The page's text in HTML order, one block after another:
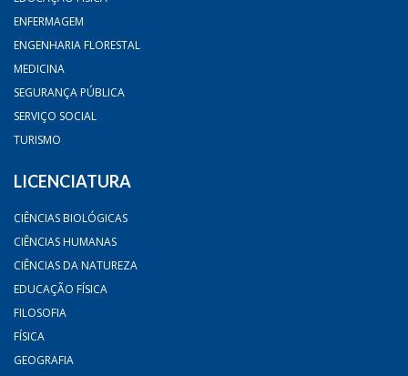
ENFERMAGEM
ENGENHARIA FLORESTAL
MEDICINA
SEGURANÇA PÚBLICA
SERVIÇO SOCIAL
TURISMO
LICENCIATURA
CIÊNCIAS BIOLÓGICAS
CIÊNCIAS HUMANAS
CIÊNCIAS DA NATUREZA
EDUCAÇÃO FÍSICA
FILOSOFIA
FÍSICA
GEOGRAFIA